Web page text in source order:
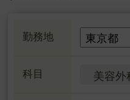
勤務地
科目 美容外